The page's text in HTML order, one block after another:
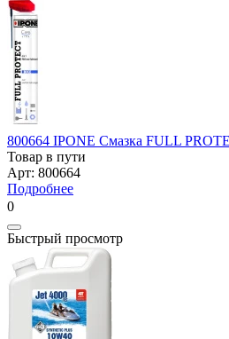
800664 IPONE Смазка FULL
Товар в пути
Арт: 800664
Подробнее
0
Быстрый просмотр